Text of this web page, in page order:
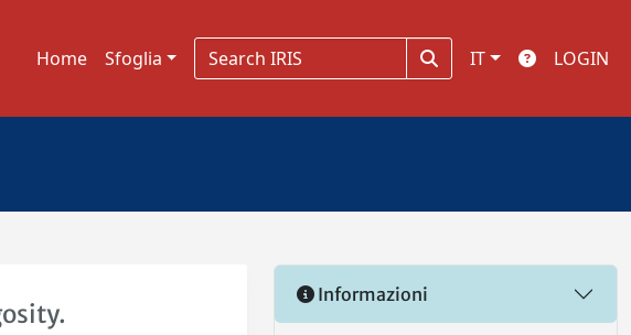
Home Sfoglia IT LOGIN
Informazioni